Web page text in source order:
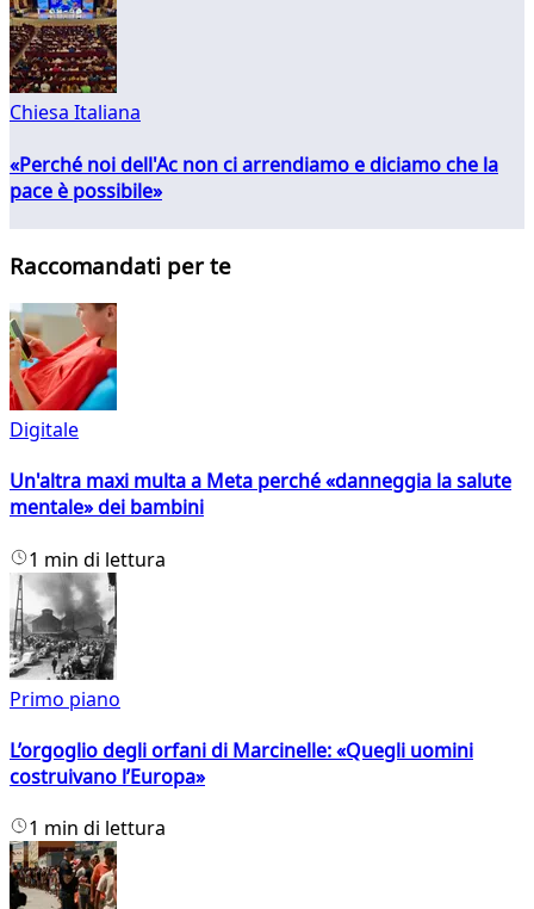
Chiesa Italiana
«Perché noi dell'Ac non ci arrendiamo e diciamo che la
pace è possibile»
Raccomandati per te
Digitale
Un'altra maxi multa a Meta perché «danneggia la salute
mentale» dei bambini
1 min di lettura
Primo piano
L’orgoglio degli orfani di Marcinelle: «Quegli uomini
costruivano l’Europa»
1 min di lettura